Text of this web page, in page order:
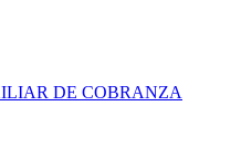
DE COBRANZA